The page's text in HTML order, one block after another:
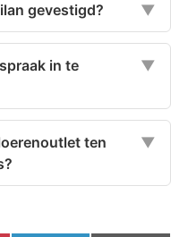
gevestigd? ▼
in te
▼
ten
▼